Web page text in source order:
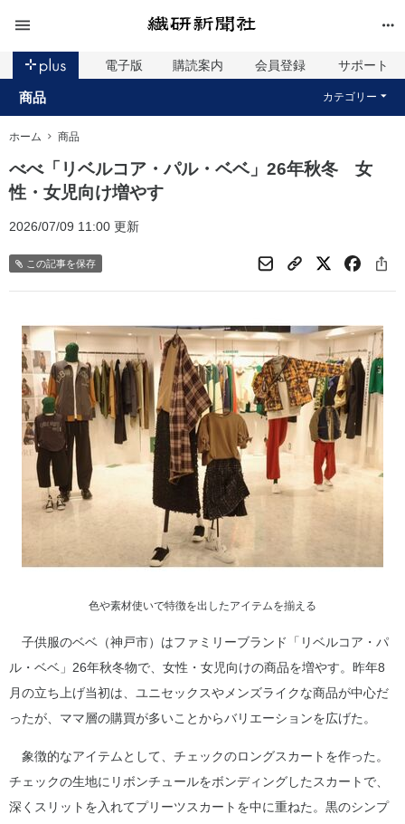
電子版 購読案内 会員登録 サポート
商品 カテゴリー
ホーム 商品
べべ「リベルコア・パル・ベベ」26年秋冬 女
性・女児向け増やす
2026/07/09 11:00 更新
この記事を保存
色や素材使いで特徴を出したアイテムを揃える
子供服のベベ（神戸市）はファミリーブランド「リベルコア・パ
ル・ベベ」26年秋冬物で、女性・女児向けの商品を増やす。昨年8
月の立ち上げ当初は、ユニセックスやメンズライクな商品が中心だ
ったが、ママ層の購買が多いことからバリエーションを広げた。
象徴的なアイテムとして、チェックのロングスカートを作った。
チェックの生地にリボンチュールをボンディングしたスカートで、
深くスリットを入れてプリーツスカートを中に重ねた。黒のシンプ